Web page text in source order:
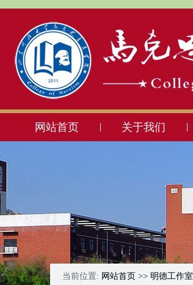
网站首页 关于我们
当前位置: 网站首页 >> 明德工作室